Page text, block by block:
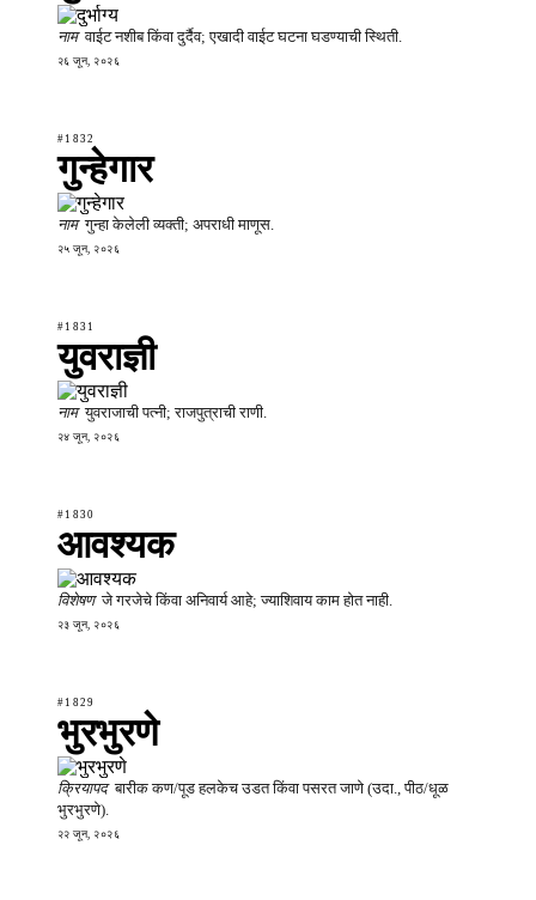
नाम वाईट नशीब किंवा दुर्दैव; एखादी वाईट घटना घडण्याची स्थिती.
२६ जून, २०२६
#1832
गुन्हेगार
नाम गुन्हा केलेली व्यक्ती; अपराधी माणूस.
२५ जून, २०२६
#1831
युवराज्ञी
नाम युवराजाची पत्नी; राजपुत्राची राणी.
२४ जून, २०२६
#1830
आवश्यक
विशेषण जे गरजेचे किंवा अनिवार्य आहे; ज्याशिवाय काम होत नाही.
२३ जून, २०२६
#1829
भुरभुरणे
क्रियापद बारीक कण/पूड हलकेच उडत किंवा पसरत जाणे (उदा., पीठ/धूळ
भुरभुरणे).
२२ जून, २०२६